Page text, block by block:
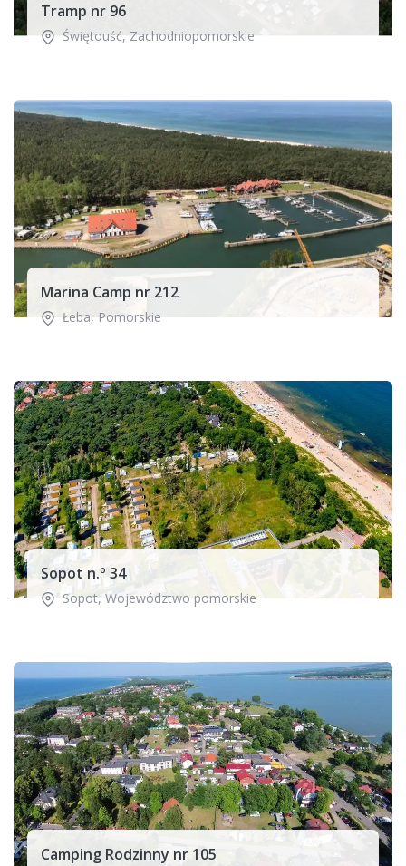
Tramp nr 96
Świętouść,Zachodniopomorskie
Marina Camp nr 212
Łeba,Pomorskie
Sopot n.º 34
Sopot, Województwo pomorskie
Camping Rodzinny nr 105